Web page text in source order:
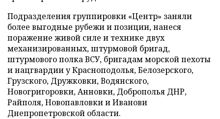
Подразделения группировки «Центр» заняли
более выгодные рубежи и позиции, нанеся
поражение живой силе и технике двух
механизированных, штурмовой бригад,
штурмового полка ВСУ, бригадам морской пехоты
и нацгвардии у Красноподолья, Белозерского,
Грузского, Дружковки, Водянского,
Новогригоровки, Анновки, Доброполья ДНР,
Райполя, Новопавловки и Иванови
Днепропетровской области.